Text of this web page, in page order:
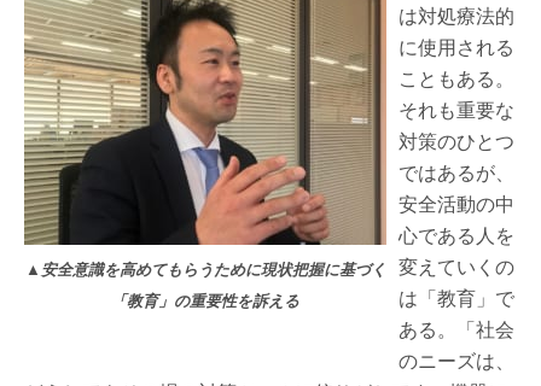
▲安全意識を高めてもらうために現状把握に基づく
「教育」の重要性を訴える
は対処療法的
に使用される
こともある。
それも重要な
対策のひとつ
ではあるが、
安全活動の中
心である人を
変えていくの
は「教育」で
ある。「社会
のニーズは、